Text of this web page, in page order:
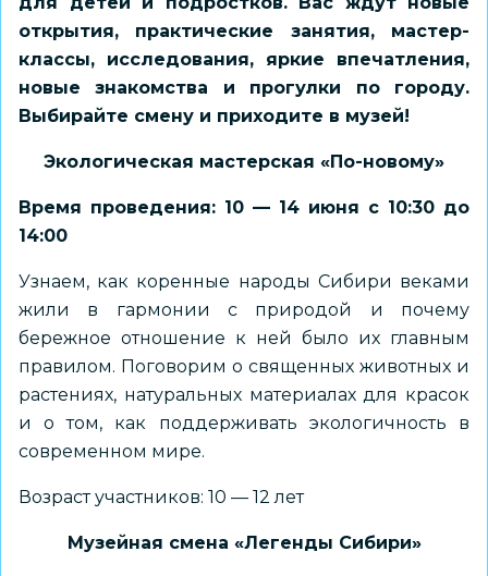
открытия, практические занятия, мастер-
классы, исследования, яркие впечатления,
новые знакомства и прогулки по городу.
Выбирайте смену и приходите в музей!
Экологическая мастерская «По-новому»
Время проведения: 10 — 14 июня с 10:30 до
14:00
Узнаем, как коренные народы Сибири веками
жили в гармонии с природой и почему
бережное отношение к ней было их главным
правилом. Поговорим о священных животных и
растениях, натуральных материалах для красок
и о том, как поддерживать экологичность в
современном мире.
Возраст участников: 10 — 12 лет
Музейная смена «Легенды Сибири»